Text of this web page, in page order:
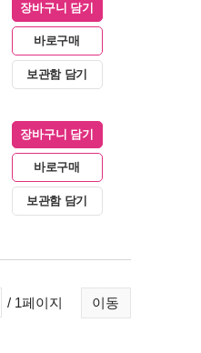
장바구니 담기
바로구매
보관함 담기
장바구니 담기
바로구매
보관함 담기
이동
/ 1페이지